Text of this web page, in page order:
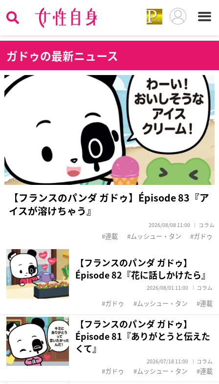
ガ ドゥの最新ニュース
【フランスのパンダ ガドゥ】Épisode 83『ア
イスが溶けちゃう』
2026/08/08 11:00 コラム
連載 ムッシュー・タン ガドゥ
【フランスのパンダ ガドゥ】
Épisode 82『花に話しかけたら』
2026/08/01 11:00 コラム
ガドゥ ムッシュー・タン 連載
【フランスのパンダ ガドゥ】
Épisode 81『ありがとうと伝えた
くて』
2026/07/18 11:00 コラム
ガドゥ ムッシュー・タン 連載